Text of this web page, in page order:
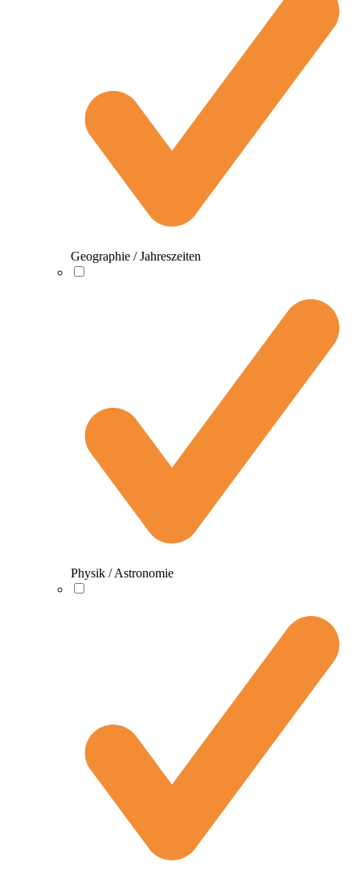
Geographie / Jahreszeiten
Physik / Astronomie